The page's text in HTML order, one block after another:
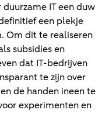
IT een duw
een plekje
Om dit te realiseren
subsidies en
dat IT-bedrijven
te zijn over
de handen ineen te
experimenten en